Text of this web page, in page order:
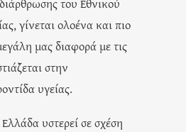
του Εθνικού
γίνεται ολοένα και πιο
μας διαφορά με τις
στην
υγείας.
υστερεί σε σχέση